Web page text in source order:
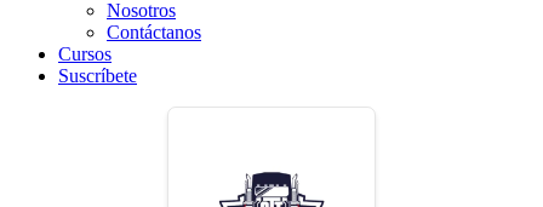
Nosotros
Contáctanos
Cursos
Suscríbete